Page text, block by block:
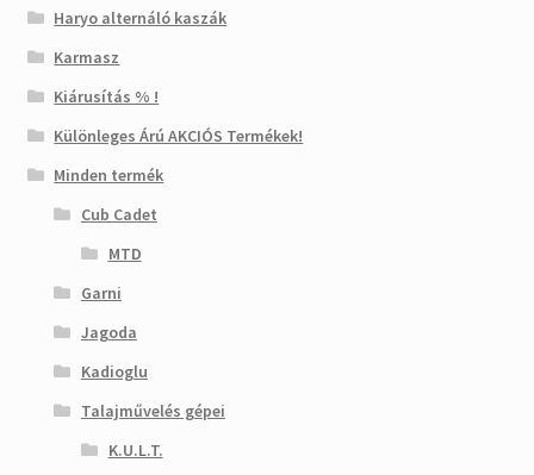
Haryo alternáló kaszák
Karmasz
Kiárusítás % !
Különleges Árú AKCIÓS Termékek!
Minden termék
Cub Cadet
MTD
Garni
Jagoda
Kadioglu
Talajművelés gépei
K.U.L.T.